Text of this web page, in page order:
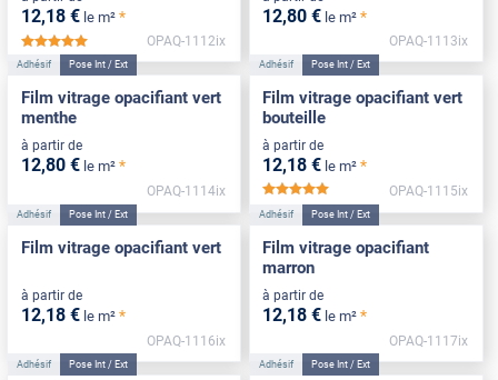
12,18 € le m² *
*****
OPAQ-1112ix
12,80 € le m² *
OPAQ-1113ix
Adhésif Pose Int / Ext
Film vitrage opacifiant vert
menthe
à partir de
12,80 € le m² *
OPAQ-1114ix
Adhésif Pose Int / Ext
Film vitrage opacifiant vert
bouteille
à partir de
12,18 € le m² *
OPAQ-1115ix
Adhésif Pose Int / Ext
Film vitrage opacifiant vert
à partir de
12,18 € le m² *
OPAQ-1116ix
Adhésif Pose Int / Ext
Film vitrage opacifiant
marron
à partir de
12,18 € le m² *
OPAQ-1117ix
Adhésif Pose Int / Ext Adhésif Pose Int / Ext